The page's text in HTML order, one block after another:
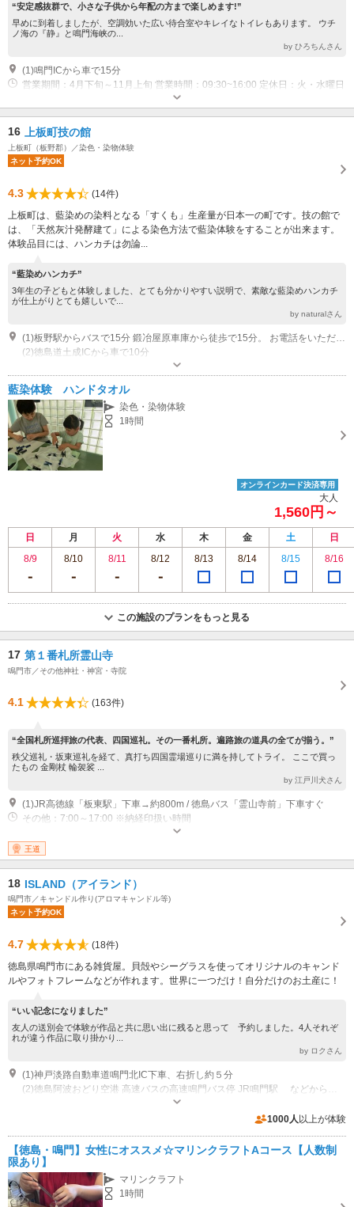
“安定感抜群で、小さな子供から年配の方まで楽しめます!”
早めに到着しましたが、空調効いた広い待合室やキレイなトイレもあります。 ウチ
ノ海の『静』と鳴門海峡の...
by ひろちんさん
(1)鳴門ICから車で15分
営業期間：4月下旬～11月上旬 営業時間：09:30~16:00 定休日：火・水曜日
16 上板町技の館
上板町（板野郡）／染色・染物体験
ネット予約OK
4.3
(14件)
上板町は、藍染めの染料となる「すくも」生産量が日本一の町です。技の館で
は、「天然灰汁発酵建て」による染色方法で藍染体験をすることが出来ます。
体験品目には、ハンカチは勿論...
“藍染めハンカチ”
3年生の子どもと体験しました、とても分かりやすい説明で、素敵な藍染めハンカチ
が仕上がりとても嬉しいで...
by naturalさん
(2)徳島道土成ICから車で10分
営業：9:00～17:00 藍染受付は15：30まで 休業：月 12月28日～1月4日
藍染体験 ハンドタオル
染色・染物体験
1時間
オンラインカード決済専用
大人
1,560円～
日 月 火 水 木 金 土
日
8/9
8/10 8/11 8/12 8/13 8/14 8/15 8/16
この施設のプランをもっと見る
17 第１番札所霊山寺
鳴門市／その他神社・神宮・寺院
4.1 (163件)
“全国札所巡拝旅の代表、四国巡礼。その一番札所。遍路旅の道具の全てが揃う。”
秩父巡礼・坂東巡礼を経て、真打ち四国霊場巡りに満を持してトライ。 ここで買っ
たもの 金剛杖 輪袈裟 ...
by 江戸川犬さん
(1)JR高徳線「板東駅」下車→約800m / 徳島バス「霊山寺前」下車すぐ
その他：7:00～17:00 ※納経印扱い時間
王道
18 ISLAND（アイランド）
鳴門市／キャンドル作り(アロマキャンドル等)
ネット予約OK
4.7
(18件)
徳島県鳴門市にある雑貨屋。貝殻やシーグラスを使ってオリジナルのキャンド
ルやフォトフレームなどが作れます。世界に一つだけ！自分だけのお土産に！
“いい記念になりました”
友人の送別会で体験が作品と共に思い出に残ると思って 予約しました。4人それぞ
れが違う作品に取り掛かり...
by ロクさん
(1)神戸淡路自動車道鳴門北IC下車、右折し約５分
営業：11:00～17:00 休業：毎週月曜日、火曜日、（臨時休業あり）
1000人 以上が体験
【徳島・鳴門】女性にオススメ☆マリンクラフトAコース【人数制
限あり】
マリンクラフト
1時間